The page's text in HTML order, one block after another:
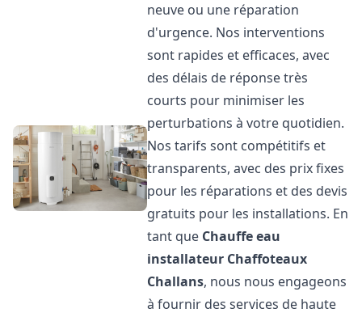
neuve ou une réparation
d'urgence. Nos interventions
sont rapides et efficaces, avec
des délais de réponse très
courts pour minimiser les
perturbations à votre quotidien.
Nos tarifs sont compétitifs et
transparents, avec des prix fixes
pour les réparations et des devis
gratuits pour les installations. En
tant que Chauffe eau
installateur Chaffoteaux
Challans, nous nous engageons
à fournir des services de haute